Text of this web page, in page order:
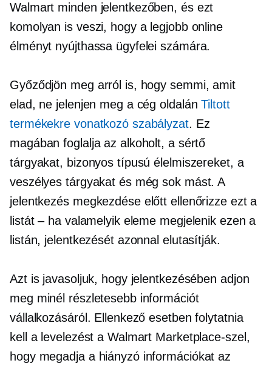
Walmart minden jelentkezőben, és ezt
komolyan is veszi, hogy a legjobb online
élményt nyújthassa ügyfelei számára.
Győződjön meg arról is, hogy semmi, amit
elad, ne jelenjen meg a cég oldalánTiltott
termékekre vonatkozó szabályzat. Ez
magában foglalja az alkoholt, a sértő
tárgyakat, bizonyos típusú élelmiszereket, a
veszélyes tárgyakat és még sok mást. A
jelentkezés megkezdése előtt ellenőrizze ezt a
listát – ha valamelyik eleme megjelenik ezen a
listán, jelentkezését azonnal elutasítják.
Azt is javasoljuk, hogy jelentkezésében adjon
meg minél részletesebb információt
vállalkozásáról. Ellenkező esetben folytatnia
kell a levelezést a Walmart Marketplace-szel,
hogy megadja a hiányzó információkat az